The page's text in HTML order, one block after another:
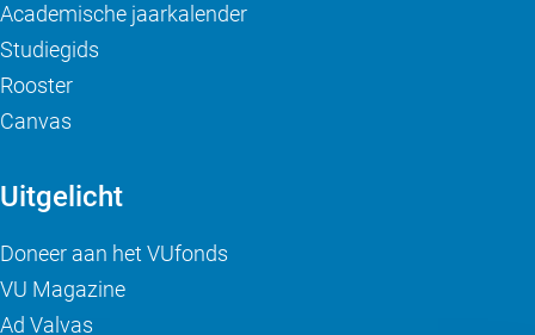
Academische jaarkalender
Studiegids
Rooster
Canvas
Uitgelicht
Doneer aan het VUfonds
VU Magazine
Ad Valvas